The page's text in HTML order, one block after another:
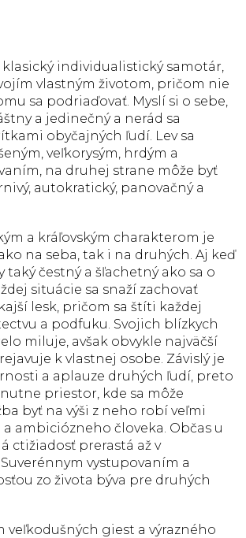
klasický individualistický samotár,
vlastným životom, pričom nie
sa podriaďovať. Myslí si o sebe,
a jedinečný a nerád sa
obyčajných ľudí. Lev sa
veľkorysým, hrdým a
na druhej strane môže byť
autokratický, panovačný a
a kráľovským charakterom je
na seba, tak i na druhých. Aj keď
taký čestný a šľachetný ako sa o
situácie sa snaží zachovať
lesk, pričom sa štíti každej
a podfuku. Svojich blízkych
miluje, avšak obvykle najväčší
k vlastnej osobe. Závislý je
a aplauze druhých ľudí, preto
priestor, kde sa môže
byť na výši z neho robí veľmi
ambiciózneho človeka. Občas u
ctižiadosť prerastá až v
vystupovaním a
zo života býva pre druhých
veľkodušných giest a výrazného